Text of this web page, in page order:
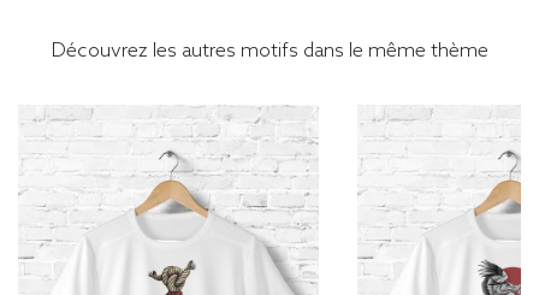
Découvrez les autres motifs dans le même thème